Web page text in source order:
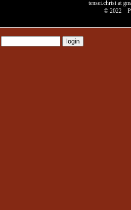
tensei.christ at
© 2022